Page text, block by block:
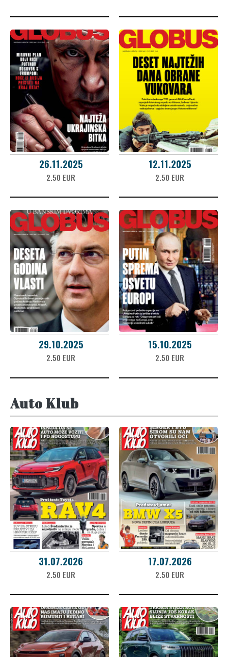
26.11.2025
2.50 EUR
12.11.2025
2.50 EUR
29.10.2025
2.50 EUR
15.10.2025
2.50 EUR
Auto Klub
31.07.2026
2.50 EUR
17.07.2026
2.50 EUR